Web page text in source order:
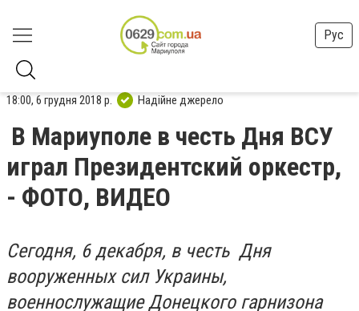
Рус
18:00, 6 грудня 2018 р. Надійне джерело
В Мариуполе в честь Дня ВСУ
играл Президентский оркестр,
- ФОТО, ВИДЕО
Сегодня, 6 декабря, в честь Дня
вооруженных сил Украины,
военнослужащие Донецкого гарнизона